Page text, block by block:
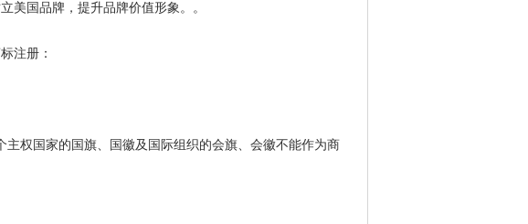
美国品牌，提升品牌价值形象。。
注册：
权国家的国旗、国徽及国际组织的会旗、会徽不能作为商